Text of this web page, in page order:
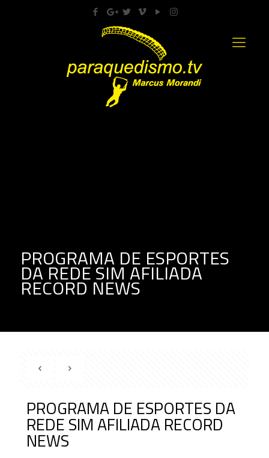
PROGRAMA DE ESPORTES
DA REDE SIM AFILIADA
RECORD NEWS
PROGRAMA DE ESPORTES DA
REDE SIM AFILIADA RECORD
NEWS